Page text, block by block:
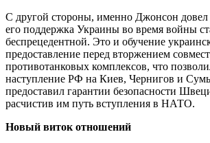
С другой стороны, именно Джонсон довел
его поддержка Украины во время войны
беспрецедентной. Это и обучение
предоставление перед вторжением
противотанковых комплексов, что
наступление РФ на Киев, Чернигов и
предоставил гарантии безопасности
расчистив им путь вступления в НАТО.
Новый виток отношений